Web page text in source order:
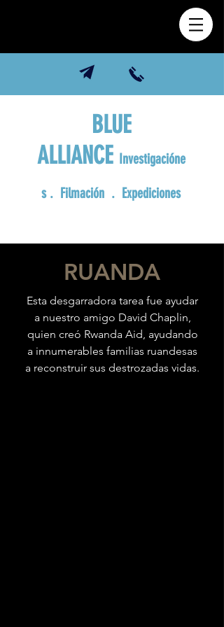
BLUE
ALLIANCE Investigacióne
s . Filmación . Expediciones
RUANDA
Esta desgarradora tarea fue ayudar
a nuestro amigo David Chaplin,
quien creó Rwanda Aid, ayudando
a innumerables familias ruandesas
a reconstruir sus destrozadas vidas.